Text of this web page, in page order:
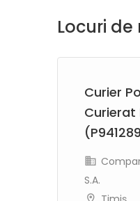
Locuri
Curier
Curierat
S.A.